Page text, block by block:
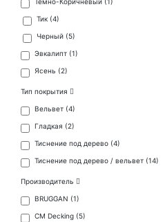
Тик (4)
Черный (5)
Эвкалипт (1)
Ясень (2)
Тип покрытия
Вельвет (4)
Гладкая (2)
Тиснение под дерево (4)
Тиснение под дерево / вельвет (14)
Производитель
BRUGGAN (1)
CM Decking (5)